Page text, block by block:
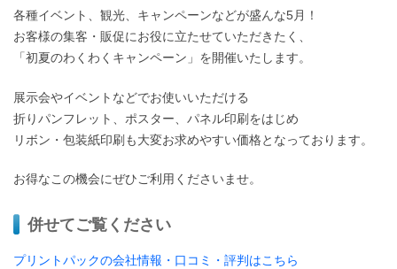
各種イベント、観光、キャンペーンなどが盛んな5月！
お客様の集客・販促にお役に立たせていただきたく、
「初夏のわくわくキャンペーン」を開催いたします。
展示会やイベントなどでお使いいただける
折りパンフレット、ポスター、パネル印刷をはじめ
リボン・包装紙印刷も大変お求めやすい価格となっております。
お得なこの機会にぜひご利用くださいませ。
併せてご覧ください
プリントパックの会社情報・口コミ・評判はこちら